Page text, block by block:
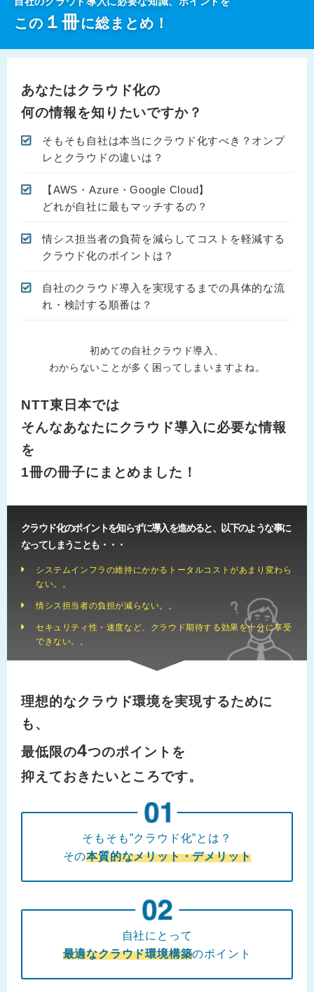
この １冊に総まとめ！
あなたはクラウド化の
何の情報を知りたいですか？
そもそも自社は本当にクラウド化すべき？オンプ
レとクラウドの違いは？
【AWS・Azure・Google Cloud】
どれが自社に最もマッチするの？
情シス担当者の負荷を減らしてコストを軽減する
クラウド化のポイントは？
自社のクラウド導入を実現するまでの具体的な流
れ・検討する順番は？
初めての自社クラウド導入、
わからないことが多く困ってしまいますよね。
NTT東日本では
そんなあなたにクラウド導入に必要な情報
を
1冊の冊子にまとめました！
クラウド化のポイントを知らずに導入を進めると、以下のような事に
なってしまうことも・・・
システムインフラの維持にかかるトータルコストがあまり変わら
ない。。
情シス担当者の負担が減らない。。
セキュリティ性・速度など、クラウド期待する効果を十分に享受
できない。。
理想的なクラウド環境を実現するために
も、
最低限の4つのポイントを
抑えておきたいところです。
そもそも”クラウド化”とは？
その本質的なメリット・デメリット
自社にとって
最適なクラウド環境構築のポイント